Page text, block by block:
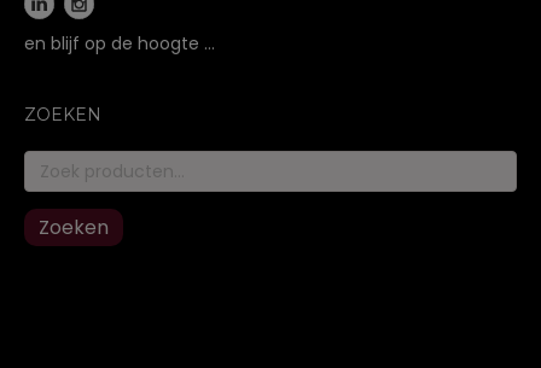
en blijf op de hoogte …
ZOEKEN
Zoeken
naar:
Zoeken